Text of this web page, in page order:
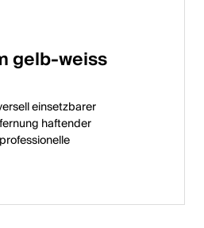
gelb-weiss
einsetzbarer
haftender